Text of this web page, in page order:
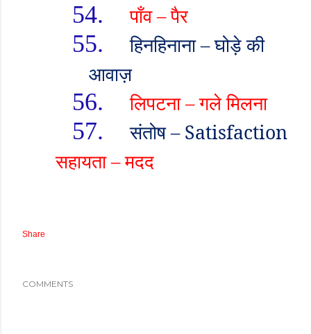
54. पाँव–पैर
55. हिनहिनाना–घोड़े की
आवाज़
56. लिपटना–गले मिलना
57. संतोष– Satisfaction
सहायता–मदद
Share
COMMENTS